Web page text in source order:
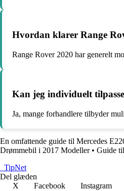
Hvordan klarer Range
Range Rover 2020 har generelt
Kan jeg individuelt
Ja, mange forhandlere tilbyder
En omfattende guide til Mercedes
Drømmebil i 2017 Modeller• Guide
TipNet
Del glæden
X
Facebook Instagram